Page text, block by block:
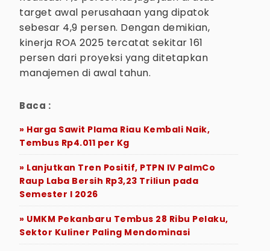
target awal perusahaan yang dipatok
sebesar 4,9 persen. Dengan demikian,
kinerja ROA 2025 tercatat sekitar 161
persen dari proyeksi yang ditetapkan
manajemen di awal tahun.
Baca :
» Harga Sawit Plama Riau Kembali Naik,
Tembus Rp4.011 per Kg
» Lanjutkan Tren Positif, PTPN IV PalmCo
Raup Laba Bersih Rp3,23 Triliun pada
Semester I 2026
» UMKM Pekanbaru Tembus 28 Ribu Pelaku,
Sektor Kuliner Paling Mendominasi